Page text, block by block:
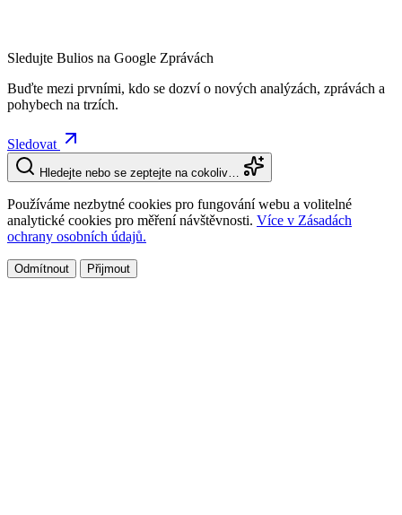
Sledujte Bulios na Google Zprávách
Buďte mezi prvními, kdo se dozví o nových analýzách, zprávách a
pohybech na trzích.
Sledovat
Hledejte nebo se zeptejte na cokoliv…
Používáme nezbytné cookies pro fungování webu a volitelné
analytické cookies pro měření návštěvnosti. Více v Zásadách
ochrany osobních údajů.
Odmítnout Přijmout